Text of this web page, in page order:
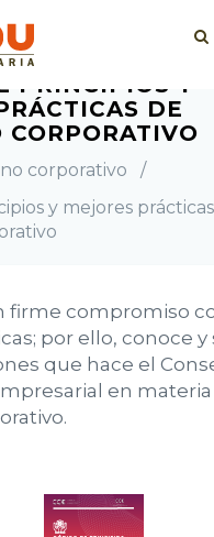
PRINCIPIOS Y
DE
CORPORATIVO
corporativo
/
y mejores
firme compromiso
por ello, conoce y
que hace el
en